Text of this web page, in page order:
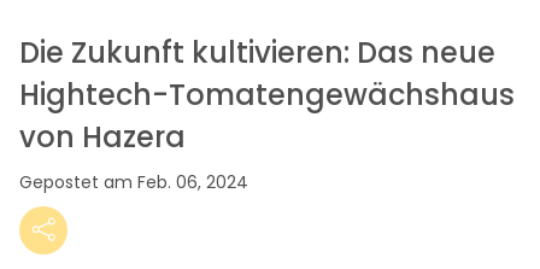
Die Zukunft kultivieren: Das neue
Hightech-Tomatengewächshaus
von Hazera
Gepostet am Feb. 06, 2024